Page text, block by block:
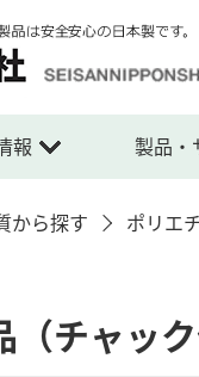
報 製品・
から探す ポリエ
チャッ